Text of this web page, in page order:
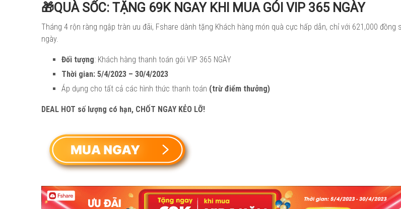
🎁QUÀ SỐC: TẶNG 69K NGAY KHI MUA GÓI VIP 365 NGÀY
Tháng 4 rộn ràng ngập tràn ưu đãi, Fshare dành tặng Khách hàng món quà cực hấp dẫn, chỉ với 621,000 đồng
ngày.
Đối tượng: Khách hàng thanh toán gói VIP 365 NGÀY
Thời gian: 5/4/2023 – 30/4/2023
Áp dụng cho tất cả các hình thức thanh toán (trừ điểm thưởng)
DEAL HOT số lượng có hạn, CHỐT NGAY KẺO LỠ!